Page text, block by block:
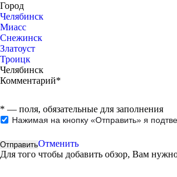
Город
Челябинск
Миасс
Снежинск
Златоуст
Троицк
Челябинск
Комментарий*
* — поля, обязательные для заполнения
Нажимая на кнопку «Отправить» я
Отменить
Для того чтобы добавить обзор, Вам